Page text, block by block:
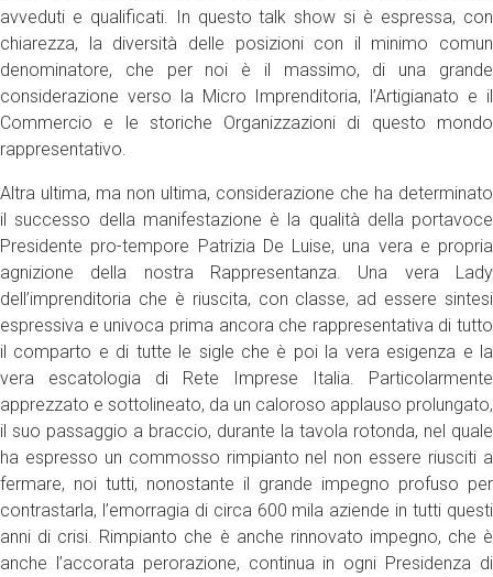
avveduti e qualificati. In questo talk show si è espressa, con
chiarezza, la diversità delle posizioni con il minimo comun
denominatore, che per noi è il massimo, di una grande
considerazione verso la Micro Imprenditoria, l’Artigianato e il
Commercio e le storiche Organizzazioni di questo mondo
rappresentativo.
Altra ultima, ma non ultima, considerazione che ha determinato
il successo della manifestazione è la qualità della portavoce
Presidente pro-tempore Patrizia De Luise, una vera e propria
agnizione della nostra Rappresentanza. Una vera Lady
dell’imprenditoria che è riuscita, con classe, ad essere sintesi
espressiva e univoca prima ancora che rappresentativa di tutto
il comparto e di tutte le sigle che è poi la vera esigenza e la
vera escatologia di Rete Imprese Italia. Particolarmente
apprezzato e sottolineato, da un caloroso applauso prolungato,
il suo passaggio a braccio, durante la tavola rotonda, nel quale
ha espresso un commosso rimpianto nel non essere riusciti a
fermare, noi tutti, nonostante il grande impegno profuso per
contrastarla, l’emorragia di circa 600 mila aziende in tutti questi
anni di crisi. Rimpianto che è anche rinnovato impegno, che è
anche l’accorata perorazione, continua in ogni Presidenza di